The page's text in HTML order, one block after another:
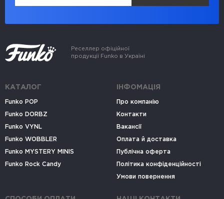
Реселлер офіційної
продукції Funko в Україні
КАТАЛОГ
Funko POP
Funko DORBZ
Funko VYNL
Funko WOBBLER
Funko MYSTERY MINIS
Funko Rock Candy
ІНФОМАЦІЯ
Про компанію
Контакти
Вакансії
Оплата й доставка
Публічна оферта
Політика конфіденційності
Умови повернення